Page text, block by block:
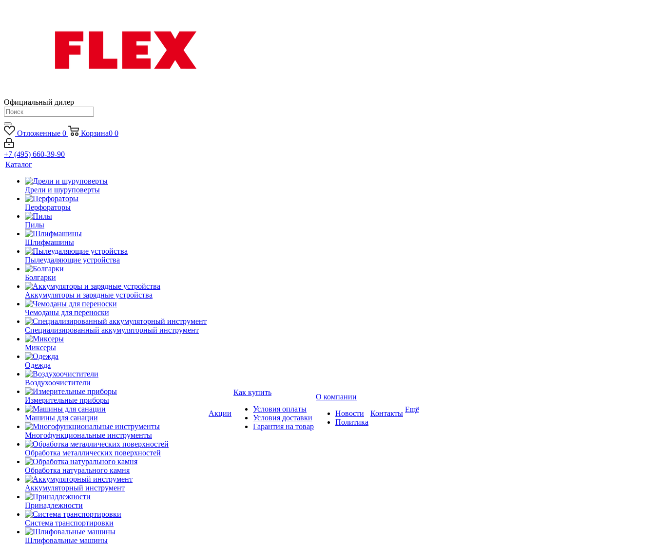
Официальный дилер
Отложенные 0 Корзина0 0
+7 (495) 660-39-90
Каталог
Дрели и шуруповерты
Перфораторы
Пилы
Шлифмашины
Пылеудаляющие устройства
Болгарки
Аккумуляторы и зарядные устройства
Чемоданы для переноски
Специализированный аккумуляторный инструмент
Миксеры
Одежда
Воздухоочистители
Измерительные приборы
Машины для санации
Многофункциональные инструменты
Обработка металлических поверхностей
Обработка натурального камня
Аккумуляторный инструмент
Принадлежности
Система транспортировки
Шлифовальные машины
Акции
Как купить
Условия оплаты
Условия доставки
Гарантия на товар
О компании
Новости
Политика
Контакты Ещё